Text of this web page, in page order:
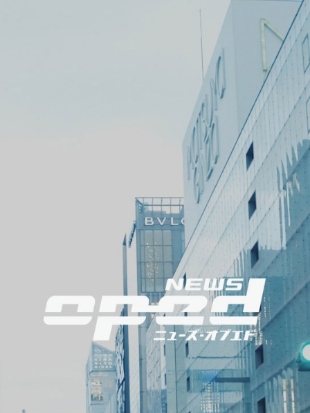
ン
メ
ニ
ー